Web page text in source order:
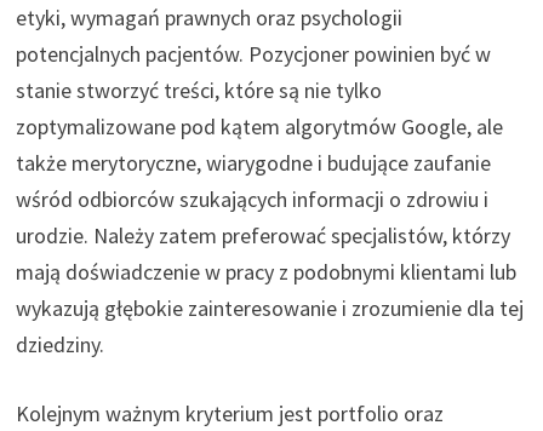
etyki, wymagań prawnych oraz psychologii
potencjalnych pacjentów. Pozycjoner powinien być w
stanie stworzyć treści, które są nie tylko
zoptymalizowane pod kątem algorytmów Google, ale
także merytoryczne, wiarygodne i budujące zaufanie
wśród odbiorców szukających informacji o zdrowiu i
urodzie. Należy zatem preferować specjalistów, którzy
mają doświadczenie w pracy z podobnymi klientami lub
wykazują głębokie zainteresowanie i zrozumienie dla tej
dziedziny.
Kolejnym ważnym kryterium jest portfolio oraz